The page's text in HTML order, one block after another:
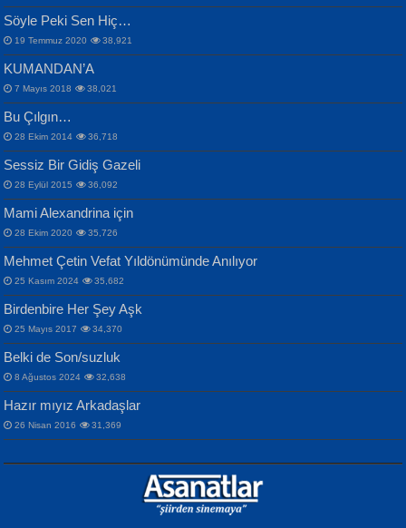
İPEK ACAR SERT
Gazze’nin Şecaati, Ümmetin İmtihanı...
MAHMUT GÜRBÜZ
İbrahim Olmak ve Bitirebilmek...
NURAN KÖSE BAYDAR
Mescid-i Aksâ Üstüne Ay!...
Selahattin Yıldız
İdrakimle Üşürken...
Songül Özel
Mahzen...
Ben Deniz Değilim ki...
ERDEM BAYAZIT
Sana, Bana, Vatanıma, Ülkemin
İnsanlarına Dair...
NAZIM HİKMET RAN
Bir Cezaevinde, Tecritteki Adamın
Mektupları...
Söyle Peki Sen Hiç…
19 Temmuz 2020 38,921
KUMANDAN’A
7 Mayıs 2018 38,021
Bu Çılgın…
28 Ekim 2014 36,718
Sessiz Bir Gidiş Gazeli
28 Eylül 2015 36,092
Mami Alexandrina için
28 Ekim 2020 35,726
Mehmet Çetin Vefat Yıldönümünde Anılıyor
25 Kasım 2024 35,682
Birdenbire Her Şey Aşk
25 Mayıs 2017 34,370
Belki de Son/suzluk
8 Ağustos 2024 32,638
Hazır mıyız Arkadaşlar
26 Nisan 2016 31,369